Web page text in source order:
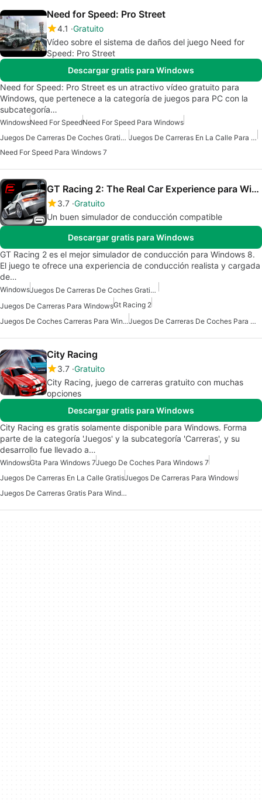
Need for Speed: Pro Street
4.1 Gratuito
Vídeo sobre el sistema de daños del juego Need for
Speed: Pro Street
Descargar gratis para Windows
Need for Speed: Pro Street es un atractivo vídeo gratuito para
Windows, que pertenece a la categoría de juegos para PC con la
subcategoría…
WindowsNeed For SpeedNeed For Speed Para Windows
Juegos De Carreras De Coches Gratis Para Windows
Juegos De Carreras En La Calle Para Windows
Need For Speed Para Windows 7
GT Racing 2: The Real Car Experience para Windows 10
3.7 Gratuito
Un buen simulador de conducción compatible
Descargar gratis para Windows
GT Racing 2 es el mejor simulador de conducción para Windows 8.
El juego te ofrece una experiencia de conducción realista y cargada
de…
Windows
Juegos De Carreras De Coches Gratis Para Windows
Juegos De Carreras Para WindowsGt Racing 2
Juegos De Coches Carreras Para Windows
Juegos De Carreras De Coches Para Windows 10
City Racing
3.7 Gratuito
City Racing, juego de carreras gratuito con muchas
opciones
Descargar gratis para Windows
City Racing es gratis solamente disponible para Windows. Forma
parte de la categoría 'Juegos' y la subcategoría 'Carreras', y su
desarrollo fue llevado a…
WindowsGta Para Windows 7Juego De Coches Para Windows 7
Juegos De Carreras En La Calle GratisJuegos De Carreras Para Windows
Juegos De Carreras Gratis Para Windows